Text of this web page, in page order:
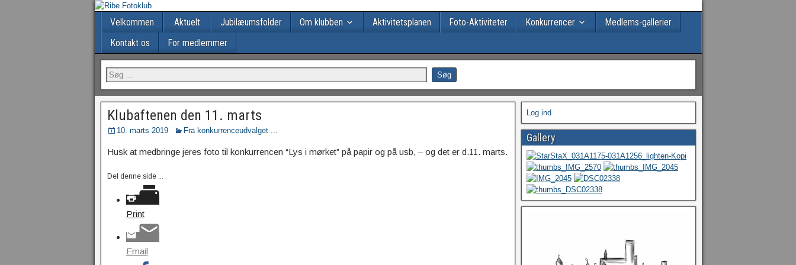
Velkommen Aktuelt Jubilæumsfolder Om klubben Aktivitetsplanen Foto-Aktiviteter Konkurrencer
Medlems-gallerier
Kontakt os
For medlemmer
Klubaftenen den 11. marts
10. marts 2019 Fra konkurrenceudvalget ...
Husk at medbringe jeres foto til konkurrencen “Lys i mørket” på papir og på usb, – og det er d.11. marts.
Del denne side ...
Print
Email
Log ind
Gallery